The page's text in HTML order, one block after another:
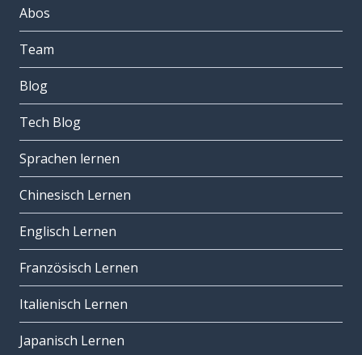
Abos
Team
Blog
Tech Blog
Sprachen lernen
Chinesisch Lernen
Englisch Lernen
Französisch Lernen
Italienisch Lernen
Japanisch Lernen